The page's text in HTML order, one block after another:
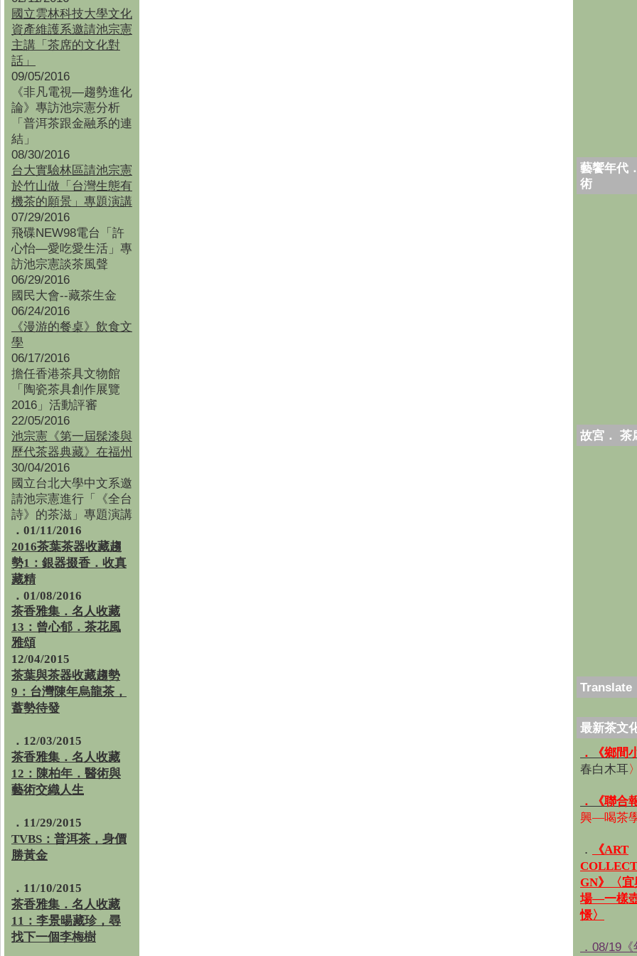
國立雲林科技大學文化
資產維護系邀請池宗憲
主講「茶席的文化對
話」
09/05/2016
《非凡電視—趨勢進化
論》專訪池宗憲分析
「普洱茶跟金融系的連
結」
08/30/2016
台大實驗林區請池宗憲
於竹山做「台灣生態有
機茶的願景」專題演講
07/29/2016
飛碟NEW98電台「許
心怡—愛吃愛生活」專
訪池宗憲談茶風聲
06/29/2016
國民大會--藏茶生金
06/24/2016
《漫游的餐桌》飲食文
學
06/17/2016
擔任香港茶具文物館
「陶瓷茶具創作展覽
2016」活動評審
22/05/2016
池宗憲《第一屆髹漆與
歷代茶器典藏》在福州
30/04/2016
國立台北大學中文系邀
請池宗憲進行「《全台
詩》的茶滋」專題演講
．01/11/2016
2016茶葉茶器收藏趨
勢1：銀器掇香．收真
藏精
．01/08/2016
茶香雅集 ． 名人收藏
13：曾心郁．茶花風
雅頌
12/04/2015
茶葉與茶器收藏趨勢
9：台灣陳年烏龍茶，
蓄勢待發
．12/03/2015
茶香雅集．名人收藏
12：陳柏年．醫術與
藝術交織人生
．11/29/2015
TVBS：普洱茶，身價
勝黃金
．11/10/2015
茶香雅集．名人收藏
11：李景暘藏珍，尋
找下一個李梅樹
藝饗年代
術
故宮． 茶
Translate
最新茶文
．《鄉間
春白木耳〉
．《聯合
興—喝茶
．
《ART
GN》〈
場—一樣
憬〉
．08/19